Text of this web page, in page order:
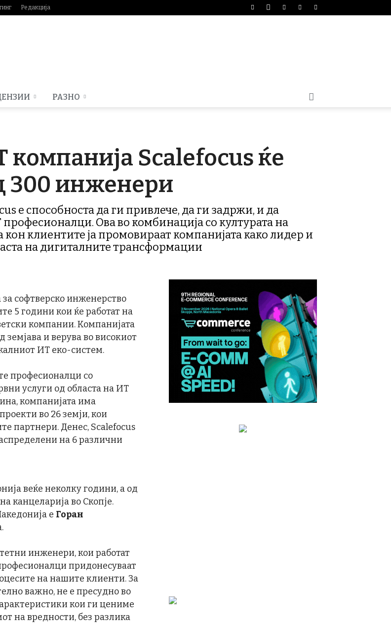
Редакција
РАЗНО
Scalefocus ќе
300 инженери
е способноста да ги привлече, да ги задржи, и да
Ова во комбинација со културата на
кон клиентите ја промовираат компанијата како лидер и
на дигиталните трансформации
софтверско инженерство
5 години кои ќе работат на
компании. Компанијата
и верува во високиот
ИТ еко-систем.
професионалци со
услуги од областа на ИТ
компанијата има
во 26 земји, кои
партнери. Денес, Scalefocus
на 6 различни
веќе неколку години, а од
канцеларија во Скопје.
e Горан
инженери, кои работат
придонесуваат
на нашите клиенти. За
важно, не е пресудно во
кои ги цениме
на вредности, без разлика